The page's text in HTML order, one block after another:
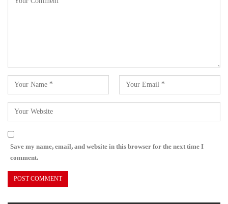
Save my name, email, and website in this browser for the next time I
comment.